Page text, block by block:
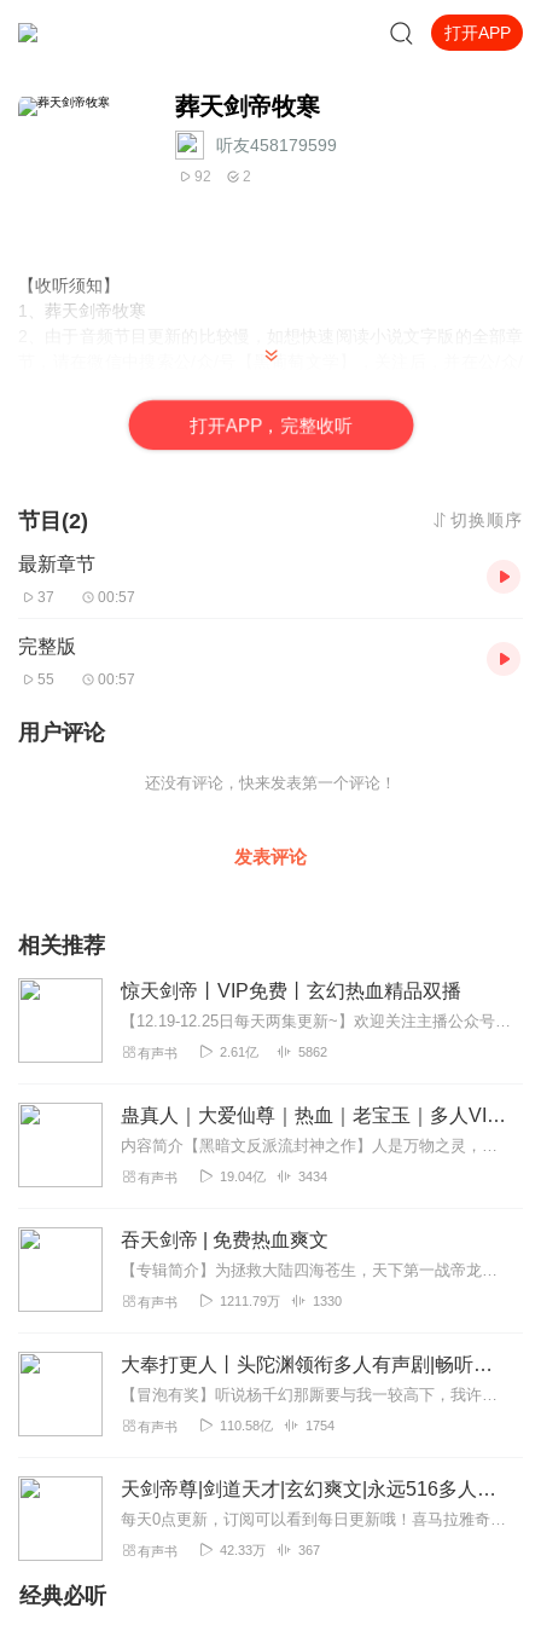
打开APP
葬天剑帝牧寒
听友458179599
92 2
【收听须知】
1、 葬天剑帝牧寒
【黑葡萄文学
需要在公/众/号中回复才有效哦）
打开APP，完整收听
节目(2) 切换顺序
最新章节
37 00:57
完整版
55 00:57
用户评论
还没有评论，快来发表第一个评论！
发表评论
相关推荐
惊天剑帝丨VIP免费丨玄幻热血精品双播
【12.19-12.25日每天两集更新~】欢迎关注主播公众号【怀谷文化】。右上角点击订阅，更新抢先听，关注主播，更多惊喜等你解锁！作品简介：一代少年英豪，逆天崛...
有声书 2.61亿 5862
蛊真人｜大爱仙尊｜热血｜老宝玉｜多人VIP免费有声剧
内容简介【黑暗文反派流封神之作】人是万物之灵，蛊是天地真精。一个穿越者不断重生的故事。一个养蛊、炼蛊、用蛊的奇特世界。配音组（男角色）老宝玉旁白...
有声书 19.04亿 3434
吞天剑帝 | 免费热血爽文
【专辑简介】为拯救大陆四海苍生，天下第一战帝龙彻，携吞天剑，八荒镇妖塔，屠戮千妖，封印万魔，却在耗尽战帝之血时，遭遇暗算，重生在百年之后。而这时...
有声书 1211.79万 1330
大奉打更人丨头陀渊领衔多人有声剧|畅听全集|王鹤棣、田曦薇主演影视剧原著|卖报小郎君
【冒泡有奖】听说杨千幻那厮要与我一较高下，我许七安要开始装叉了！快进入声音播放页戳下方输入框，冒个泡偷偷告诉我，我要用哪些诗词才能胜过他？说得好的，有赏！202...
有声书 110.58亿 1754
天剑帝尊|剑道天才|玄幻爽文|永远516多人有声剧
每天0点更新，订阅可以看到每日更新哦！喜马拉雅奇迹文学出品内容简介绝世天才秦阳被同门师兄毒害，功力尽失，跌落山涧，觉醒天剑神脉，获得剑帝承传，逆转绝境。自...
有声书 42.33万 367
经典必听